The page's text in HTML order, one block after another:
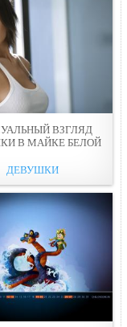
ВЗГЛЯД
В МАЙКE БЕЛОЙ
ДЕВУШКИ